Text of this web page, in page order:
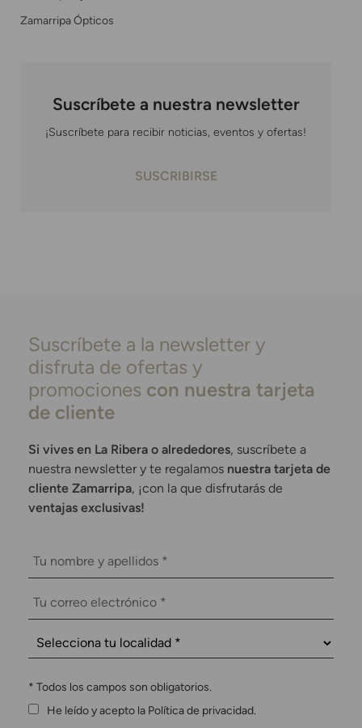
Zamarripa Ópticos
Suscríbete a nuestra newsletter
¡Suscríbete para recibir noticias, eventos y ofertas!
SUSCRIBIRSE
Suscríbete a la newsletter y
disfruta de ofertas y
promociones con nuestra tarjeta
de cliente
Si vives en La Ribera o alrededores, suscríbete a
nuestra newsletter y te regalamos nuestra tarjeta de
cliente Zamarripa, ¡con la que disfrutarás de
ventajas exclusivas!
* Todos los campos son obligatorios.
He leído y acepto la Política de privacidad.